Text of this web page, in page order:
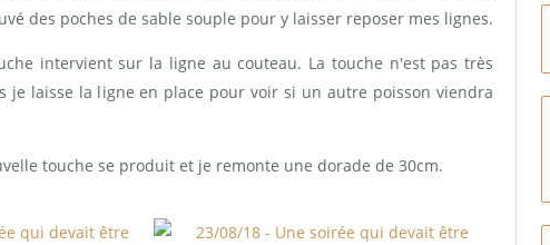
des poches de sable souple pour y laisser reposer mes lignes.
intervient sur la ligne au couteau. La touche n'est pas très
je laisse la ligne en place pour voir si un autre poisson viendra
touche se produit et je remonte une dorade de 30cm.